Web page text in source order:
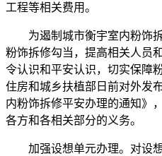
工程等相关费用。
为遏制城市衡宇室内粉饰拆
粉饰拆修勾当，提高相关人员
令认识和平安认识，切实保障
住房和城乡扶植部日前对外发
内粉饰拆修平安办理的通知》
各方和各相关部分的义务。
加强设想单元办理。对设想